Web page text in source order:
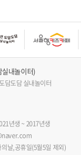
실내놀이터)
담도담 실내놀이터
년생 ~ 2017년생
날,공휴일(5월5일 제외)